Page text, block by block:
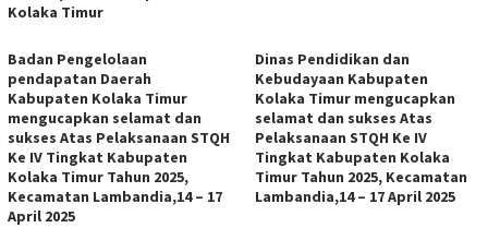
Kolaka Timur
Badan Pengelolaan
pendapatan Daerah
Kabupaten Kolaka Timur
mengucapkan selamat dan
sukses Atas Pelaksanaan STQH
Ke IV Tingkat Kabupaten
Kolaka Timur Tahun 2025,
Kecamatan Lambandia,14 – 17
April 2025
Dinas Pendidikan dan
Kebudayaan Kabupaten
Kolaka Timur mengucapkan
selamat dan sukses Atas
Pelaksanaan STQH Ke IV
Tingkat Kabupaten Kolaka
Timur Tahun 2025, Kecamatan
Lambandia,14 – 17 April 2025